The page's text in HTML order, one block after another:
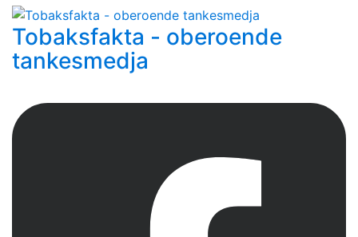
Tobaksfakta - oberoende
tankesmedja